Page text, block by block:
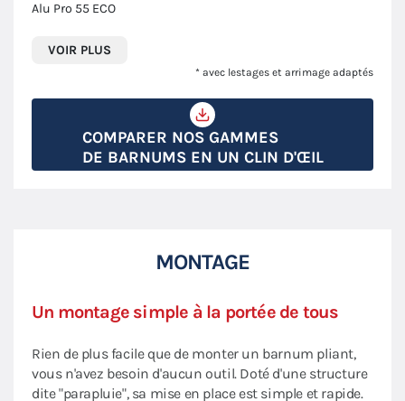
Alu Pro 55 ECO
VOIR PLUS
* avec lestages et arrimage adaptés
COMPARER NOS GAMMES
DE BARNUMS EN UN CLIN D'ŒIL
MONTAGE
Un montage simple à la portée de tous
Rien de plus facile que de monter un barnum pliant,
vous n'avez besoin d'aucun outil. Doté d'une structure
dite "parapluie", sa mise en place est simple et rapide.